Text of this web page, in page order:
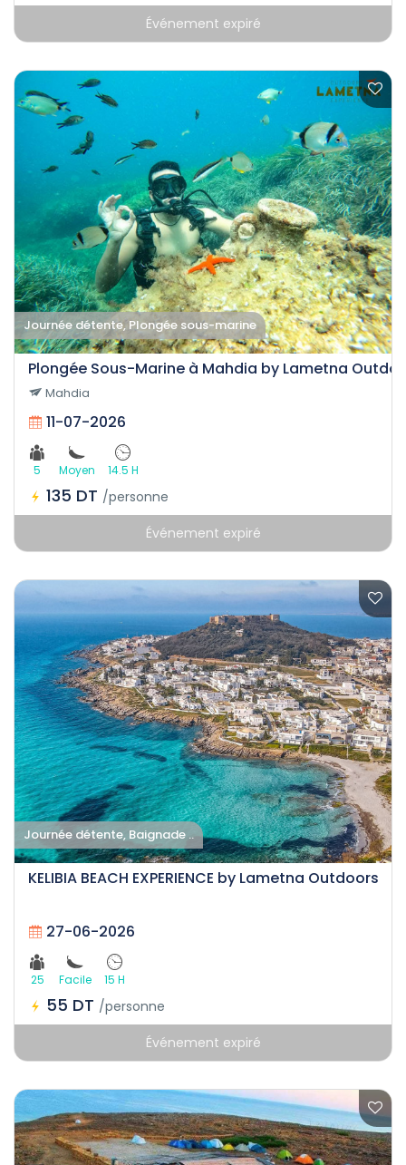
Événement expiré
Journée détente, Plongée sous-marine
Plongée Sous-Marine à Mahdia by Lametna
Mahdia
11-07-2026
5 Moyen 14.5 H
135 DT /personne
Événement expiré
Journée détente, Baignade ..
KELIBIA BEACH EXPERIENCE by Lametna Outdoors
27-06-2026
25 Facile 15 H
55 DT /personne
Événement expiré